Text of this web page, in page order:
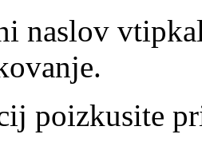
naslov
poizkusite